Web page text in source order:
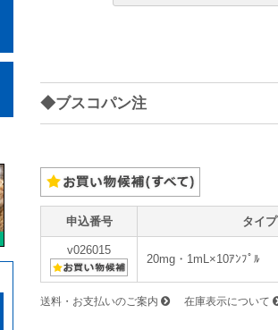
◆ブスコパン注
申込番号 タイプ
v026015
20mg・1mL×10ｱﾝﾌﾟﾙ
送料・お支払いのご案内 在庫表示について